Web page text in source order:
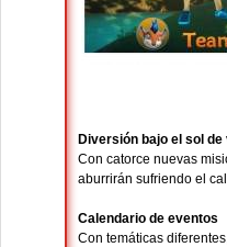
Diversión bajo el sol de
Con catorce nuevas
aburrirán sufriendo el
Calendario de eventos
Con temáticas